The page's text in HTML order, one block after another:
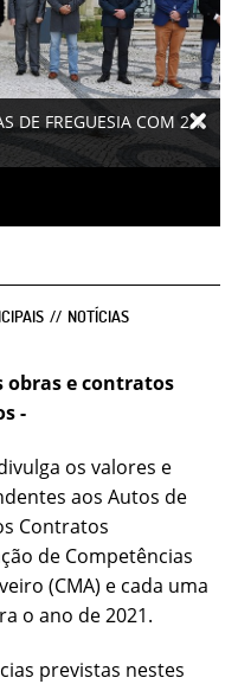
DE FREGUESIA COM 2,1
NOTÍCIAS
obras e contratos
-
os valores e
aos Autos de
Contratos
de Competências
(CMA) e cada uma
o ano de 2021.
previstas nestes